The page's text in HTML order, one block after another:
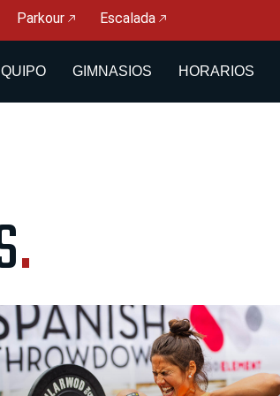
Parkour Escalada
GIMNASIOS HORARIOS
.
PÁGINAPágina